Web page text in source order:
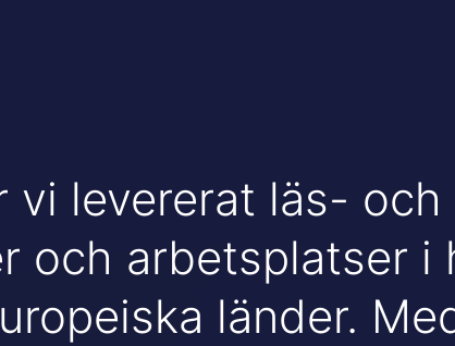
vi levererat läs-
och arbetsplatser i
länder.